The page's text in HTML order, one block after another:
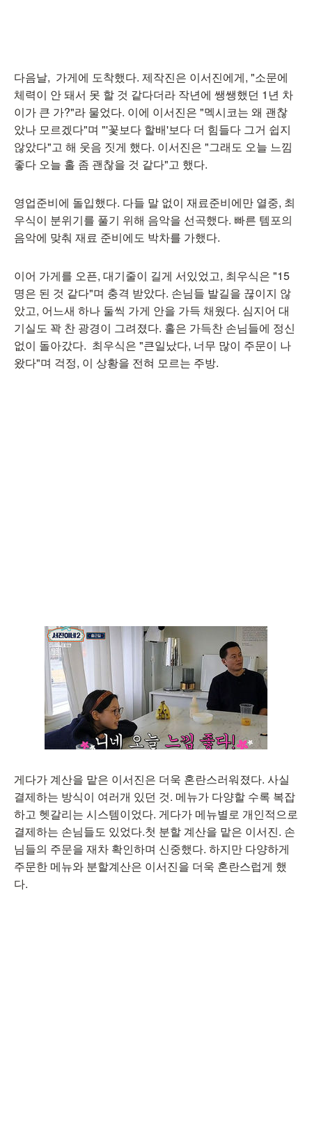
다음날, 가게에 도착했다. 제작진은 이서진에게, "소문에
체력이 안 돼서 못 할 것 같다더라 작년에 쌩쌩했던 1년 차
이가 큰 가?"라 물었다. 이에 이서진은 "멕시코는 왜 괜찮
았나 모르겠다"며 "'꽃보다 할배'보다 더 힘들다 그거 쉽지
않았다"고 해 웃음 짓게 했다. 이서진은 "그래도 오늘 느낌
좋다 오늘 홀 좀 괜찮을 것 같다"고 했다.
영업준비에 돌입했다. 다들 말 없이 재료준비에만 열중, 최
우식이 분위기를 풀기 위해 음악을 선곡했다. 빠른 템포의
음악에 맞춰 재료 준비에도 박차를 가했다.
이어 가게를 오픈, 대기줄이 길게 서있었고, 최우식은 "15
명은 된 것 같다"며 충격 받았다. 손님들 발길을 끊이지 않
았고, 어느새 하나 둘씩 가게 안을 가득 채웠다. 심지어 대
기실도 꽉 찬 광경이 그려졌다. 홀은 가득찬 손님들에 정신
없이 돌아갔다. 최우식은 "큰일났다, 너무 많이 주문이 나
왔다"며 걱정, 이 상황을 전혀 모르는 주방.
게다가 계산을 맡은 이서진은 더욱 혼란스러워졌다. 사실
결제하는 방식이 여러개 있던 것. 메뉴가 다양할 수록 복잡
하고 헷갈리는 시스템이었다. 게다가 메뉴별로 개인적으로
결제하는 손님들도 있었다.첫 분할 계산을 맡은 이서진. 손
님들의 주문을 재차 확인하며 신중했다. 하지만 다양하게
주문한 메뉴와 분할계산은 이서진을 더욱 혼란스럽게 했
다.